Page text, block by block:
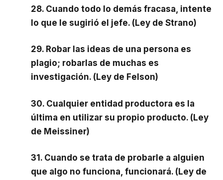
28. Cuando todo lo demás fracasa, intente
lo que le sugirió el jefe. (Ley de Strano)
29. Robar las ideas de una persona es
plagio; robarlas de muchas es
investigación. (Ley de Felson)
30. Cualquier entidad productora es la
última en utilizar su propio producto. (Ley
de Meissiner)
31. Cuando se trata de probarle a alguien
que algo no funciona, funcionará. (Ley de